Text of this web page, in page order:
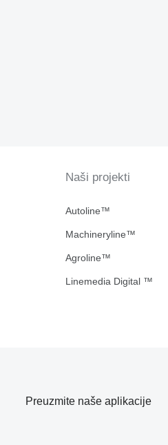
Naši projekti
Autoline™
Machineryline™
Agroline™
Linemedia Digital ™
Preuzmite naše aplikacije